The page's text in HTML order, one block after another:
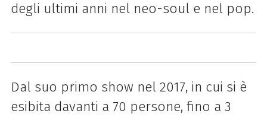
degli ultimi anni nel neo-soul e nel pop.
Dal suo primo show nel 2017, in cui si è
esibita davanti a 70 persone, fino a 3